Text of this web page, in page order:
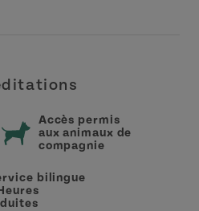
Accès permis
aux animaux de
compagnie
bilingue